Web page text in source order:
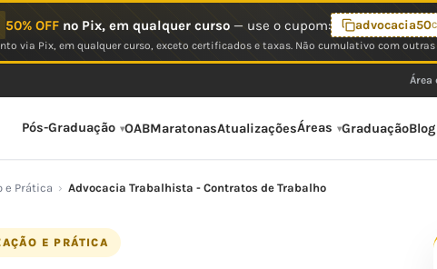
50% OFFno Pix, em qualquer curso— use o cupom: advocacia50
via Pix, em qualquer curso, exceto certificados e taxas. Não cumulativo com
Área
Pós-Graduação OABMaratonasAtualizaçõesÁreas GraduaçãoBlog
e Prática › Advocacia Trabalhista - Contratos de Trabalho
E PRÁTICA